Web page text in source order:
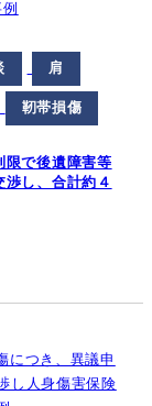
肩
靭帯損傷
限で後遺障害等
し、合計約４